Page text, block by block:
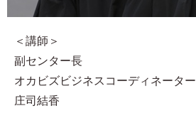
＜講師＞
副センター長
オカビズビジネスコーディネーター
庄司結香